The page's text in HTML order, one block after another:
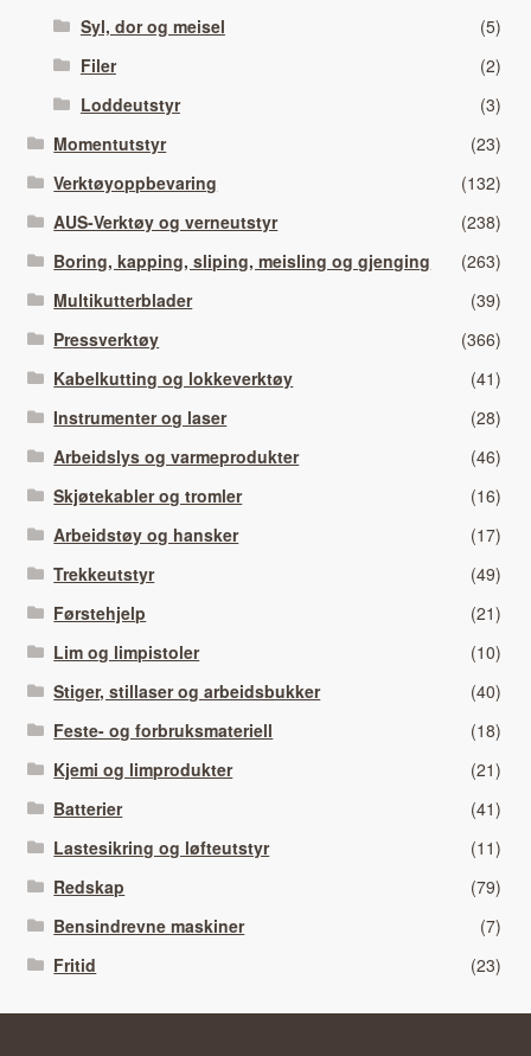
Syl, dor og meisel
(5)
Filer
(2)
Loddeutstyr
(3)
Momentutstyr
(23)
Verktøyoppbevaring
(132)
AUS-Verktøy og verneutstyr
(238)
Boring, kapping, sliping, meisling og gjenging
(263)
Multikutterblader
(39)
Pressverktøy
(366)
Kabelkutting og lokkeverktøy
(41)
Instrumenter og laser
(28)
Arbeidslys og varmeprodukter
(46)
Skjøtekabler og tromler
(16)
Arbeidstøy og hansker
(17)
Trekkeutstyr
(49)
Førstehjelp
(21)
Lim og limpistoler
(10)
Stiger, stillaser og arbeidsbukker
(40)
Feste- og forbruksmateriell
(18)
Kjemi og limprodukter
(21)
Batterier
(41)
Lastesikring og løfteutstyr
(11)
Redskap
(79)
Bensindrevne maskiner
(7)
Fritid
(23)